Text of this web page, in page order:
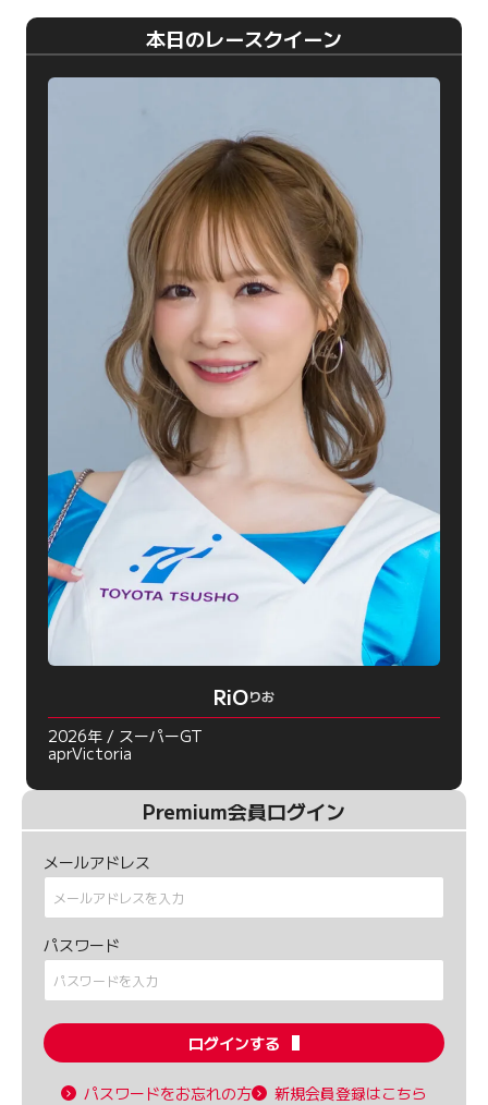
本日のレースクイーン
RiOりお
2026年 / スーパーGT
aprVictoria
Premium会員ログイン
メールアドレス
パスワード
ログインする
パスワードをお忘れの方 新規会員登録はこちら